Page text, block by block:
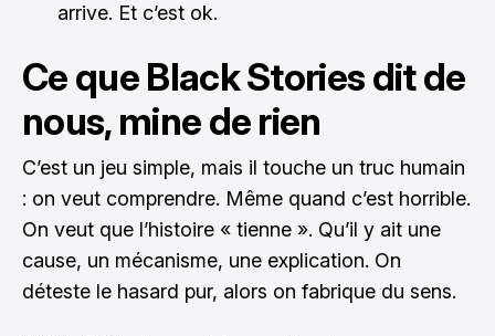
arrive. Et c’est ok.
Ce que Black Stories dit de
nous, mine de rien
C’est un jeu simple, mais il touche un truc humain
: on veut comprendre. Même quand c’est horrible.
On veut que l’histoire « tienne ». Qu’il y ait une
cause, un mécanisme, une explication. On
déteste le hasard pur, alors on fabrique du sens.